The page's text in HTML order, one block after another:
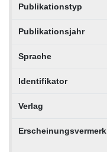
Publikationstyp
Publikationsjahr
Sprache
Identifikator
Verlag
Erscheinungsvermerk